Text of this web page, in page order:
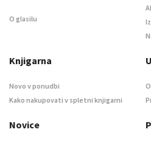
O glasilu
Knjigarna
Novo v ponudbi
Kako nakupovati v spletni knjigarni
Novice